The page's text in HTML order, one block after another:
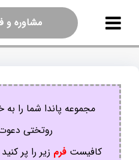
مشاوره و
مجموعه پاندا شما را
روتختی
کافیستفرم زیر را پر